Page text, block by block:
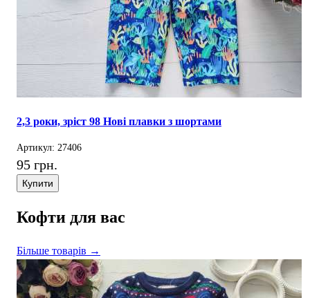
2,3 роки, зріст 98 Нові плавки з шортами
Артикул: 27406
95 грн.
Купити
Кофти для вас
Більше товарів →